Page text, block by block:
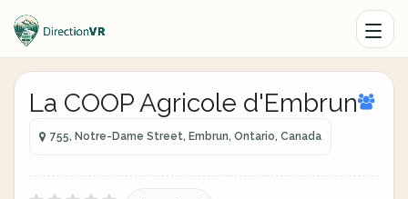
La COOP Agricole d'Embrun
755, Notre-Dame Street, Embrun, Ontario, Canada